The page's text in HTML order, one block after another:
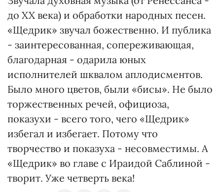
до XX века) и обработки народных песен.
«Щедрик» звучал божественно. И публика
- заинтересованная, сопереживающая,
благодарная - одарила юных
исполнителей шквалом аплодисментов.
Было много цветов, были «бисы». Не было
торжественных речей, официоза,
показухи - всего того, чего «Щедрик»
избегал и избегает. Потому что
творчество и показуха - несовместимы. А
«Щедрик» во главе с Ираидой Саблиной -
творит. Уже четверть века!